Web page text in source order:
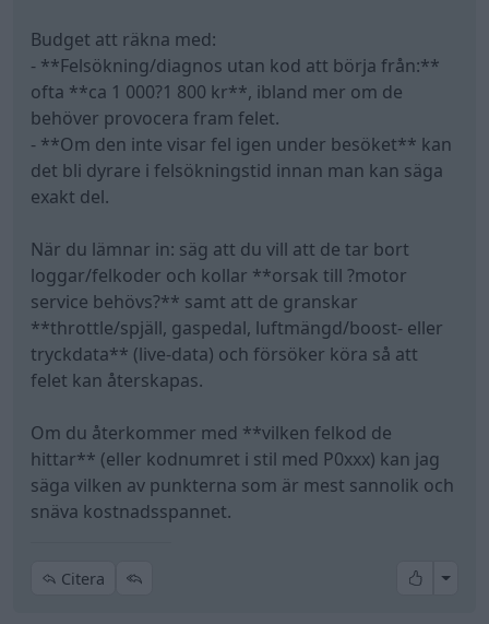
Budget att räkna med:
- **Felsökning/diagnos utan kod att börja från:**
ofta **ca 1 000?1 800 kr**, ibland mer om de
behöver provocera fram felet.
- **Om den inte visar fel igen under besöket** kan
det bli dyrare i felsökningstid innan man kan säga
exakt del.
När du lämnar in: säg att du vill att de tar bort
loggar/felkoder och kollar **orsak till ?motor
service behövs?** samt att de granskar
**throttle/spjäll, gaspedal, luftmängd/boost- eller
tryckdata** (live-data) och försöker köra så att
felet kan återskapas.
Om du återkommer med **vilken felkod de
hittar** (eller kodnumret i stil med P0xxx) kan jag
säga vilken av punkterna som är mest sannolik och
snäva kostnadsspannet.
Citera All